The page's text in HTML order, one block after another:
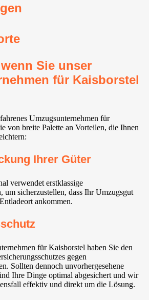
Sie unser
für Kaisborstel
Umzugsunternehmen für
von breite Palette an Vorteilen, die Ihnen
Ihrer Güter
verwendet erstklassige
um sicherzustellen, dass Ihr Umzugsgut
ankommen.
für Kaisborstel haben Sie den
gegen
Sollten dennoch unvorhergesehene
Ihre Dinge optimal abgesichert und wir
effektiv und direkt um die Lösung.